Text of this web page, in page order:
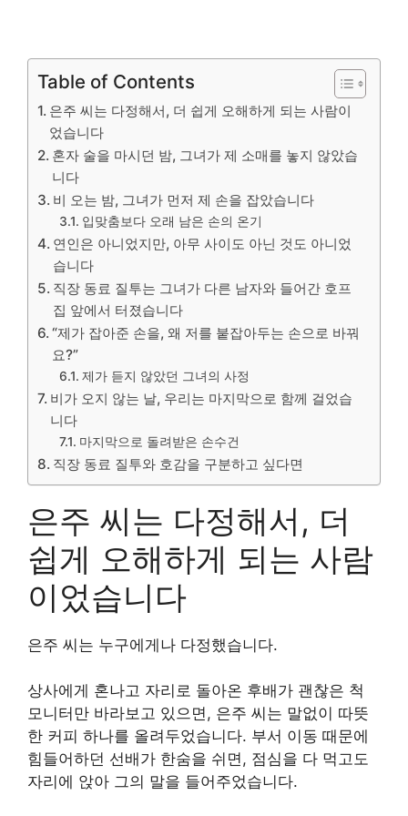
Table of Contents
은주 씨는 다정해서, 더 쉽게 오해하게 되는 사람이
었습니다
혼자 술을 마시던 밤, 그녀가 제 소매를 놓지 않았습
니다
비 오는 밤, 그녀가 먼저 제 손을 잡았습니다
입맞춤보다 오래 남은 손의 온기
연인은 아니었지만, 아무 사이도 아닌 것도 아니었
습니다
직장 동료 질투는 그녀가 다른 남자와 들어간 호프
집 앞에서 터졌습니다
“제가 잡아준 손을, 왜 저를 붙잡아두는 손으로 바꿔
요?”
제가 듣지 않았던 그녀의 사정
비가 오지 않는 날, 우리는 마지막으로 함께 걸었습
니다
마지막으로 돌려받은 손수건
직장 동료 질투와 호감을 구분하고 싶다면
은주 씨는 다정해서, 더
쉽게 오해하게 되는 사람
이었습니다
은주 씨는 누구에게나 다정했습니다.
상사에게 혼나고 자리로 돌아온 후배가 괜찮은 척
모니터만 바라보고 있으면, 은주 씨는 말없이 따뜻
한 커피 하나를 올려두었습니다. 부서 이동 때문에
힘들어하던 선배가 한숨을 쉬면, 점심을 다 먹고도
자리에 앉아 그의 말을 들어주었습니다.